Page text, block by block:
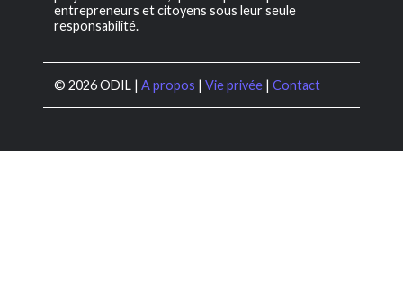
entrepreneurs et citoyens sous leur seule
responsabilité.
© 2026 ODIL | A propos | Vie privée | Contact